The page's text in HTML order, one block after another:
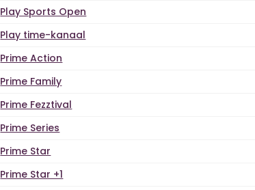
Play Sports Open
Play time-kanaal
Prime Action
Prime Family
Prime Fezztival
Prime Series
Prime Star
Prime Star +1